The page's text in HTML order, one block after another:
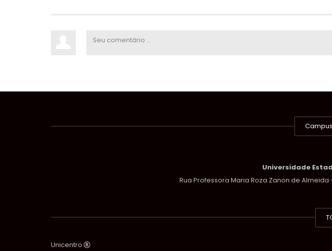
Universidade
Rua Professora Maria Roza Zanon de Almeida
Unicentro